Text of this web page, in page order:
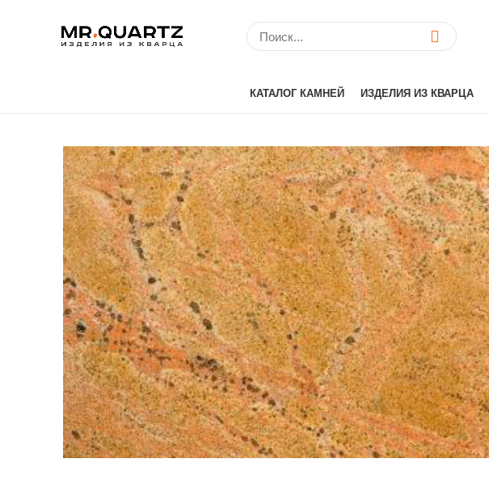
КАТАЛОГ КАМНЕЙ
Avant Quartz (Китай)
Belenco (Турция)
Bitto (Китай)
Caesarstone (Израиль)
Cambria (США)
Compac (Португалия)
Crystal (Китай)
Etna Quartz (Китай)
IDS (Китай)
QuartzForms (Германия)
Samsung Radianz (Южная
Корея)
Silestone (Испания)
Smart Quartz (Китай)
ИЗДЕЛИЯ ИЗ КВАРЦА